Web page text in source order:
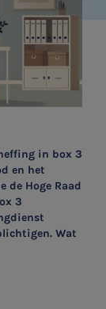
in box 3
en het
de Hoge Raad
3
Wat